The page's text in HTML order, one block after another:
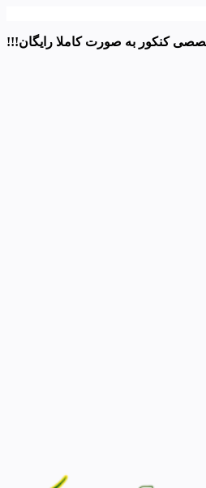
کنکور به صورت کاملا رایگان!!!